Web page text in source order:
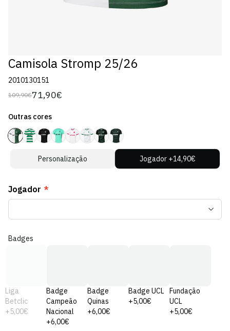
Camisola Stromp 25/26
2010130151
Preço
109,90€
Preço
venda
71,90€
Outras cores
Personalização Jogador +14,90€
Jogador *
Badges
Liga
Betclic
+5,00€
Badge
Campeão
Nacional
+6,00€
Badge
Quinas
+6,00€
Badge UCL
+5,00€
Fundação
UCL
+5,00€